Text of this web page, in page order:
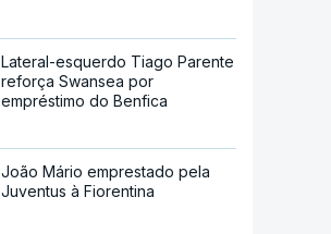
Lateral-esquerdo Tiago Parente
reforça Swansea por
empréstimo do Benfica
João Mário emprestado pela
Juventus à Fiorentina